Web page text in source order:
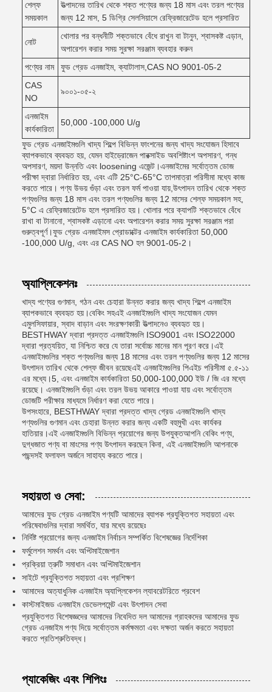
শেল্ফ
সময়কাল
উত্পাদনের তারিখ থেকে শক্ত পণ্যের জন্য 18 মাস এবং তরল পণ্যের
জন্য 12 মাস, 5 ডিগ্রি সেলসিয়াসে রেফ্রিজারেটেড হলে প্রসারিত
নোট
খোলার পর বন্ধনীটি শক্তভাবে বেঁধে রাখুন বা টানুন, শ্বাসকষ্ট এড়ান,
অপারেশন করার সময় সুরক্ষা সরঞ্জাম ব্যবহার করুন
পণ্যের নাম
ফুড গ্রেড এনজাইম, ক্যাটালাস,CAS NO 9001-05-2
CAS
NO
৯০০১-০৫-২
এনজাইম
কার্যকারিতা
50,000 -100,000 U/g
ফুড গ্রেড এনজাইমগুলি খাদ্য শিল্পে বিভিন্ন ফাংশনের জন্য খাদ্য সংযোজন হিসাবে
ব্যাপকভাবে ব্যবহৃত হয়, যেমন হাইড্রোজেন পারক্সাইড অবশিষ্টাংশ অপসারণ, গন্ধ
অপসারণ, ময়দা উন্নতি এবং loosening এজেন্ট।এনজাইমের সর্বোত্তম ডোজ
পরীক্ষা দ্বারা নির্ধারিত হয়, এবং এটি 25°C-65°C তাপমাত্রা পরিসীমা মধ্যে কাজ
করতে পারে। পণ্য উভয় গুঁড়া এবং তরল ফর্ম পাওয়া যায়,উৎপাদন তারিখ থেকে শক্ত
পণ্যগুলির জন্য 18 মাস এবং তরল পণ্যগুলির জন্য 12 মাসের শেল্ফ সময়কাল সহ,
5°C এ রেফ্রিজারেটেড হলে প্রসারিত হয়। খোলার পরে ক্যাপটি শক্তভাবে বেঁধে
রাখা বা টানানো, শ্বাসকষ্ট এড়ানো এবং অপারেশন করার সময় সুরক্ষা সরঞ্জাম পরা
গুরুত্বপূর্ণ।ফুড গ্রেড এনজাইমস প্রোডাক্টের এনজাইম কার্যকারিতা 50,000
-100,000 U/g, এবং এর CAS NO হল 9001-05-2।
অ্যাপ্লিকেশনঃ
খাদ্য পণ্যের গুণমান, গঠন এবং চেহারা উন্নত করার জন্য খাদ্য শিল্পে এনজাইম
ব্যাপকভাবে ব্যবহৃত হয়।বেকিং সহএই এনজাইমগুলি খাদ্য সংযোজন যেমন
এমুলসিফায়ার, স্বাদ বাড়ান এবং সংরক্ষণকারী উত্পাদনেও ব্যবহৃত হয়।
BESTHWAY দ্বারা প্রদত্ত এনজাইমগুলি ISO9001 এবং ISO22000
দ্বারা প্রত্যয়িত, যা নিশ্চিত করে যে তারা সর্বোচ্চ মানের মান পূরণ করে।এই
এনজাইমগুলির শক্ত পণ্যগুলির জন্য 18 মাসের এবং তরল পণ্যগুলির জন্য 12 মাসের
উৎপাদন তারিখ থেকে শেল্ফ জীবন রয়েছেএই এনজাইমগুলির পিএইচ পরিসীমা ৫.৫-১১
এর মধ্যে।5, এবং এনজাইম কার্যকারিতা 50,000-100,000 ইউ / জি এর মধ্যে
রয়েছে। এনজাইমগুলি গুঁড়া এবং তরল উভয় আকারে পাওয়া যায় এবং সর্বোত্তম
ডোজটি পরীক্ষার মাধ্যমে নির্ধারণ করা যেতে পারে।
উপসংহারে, BESTHWAY দ্বারা প্রদত্ত খাদ্য গ্রেড এনজাইমগুলি খাদ্য
পণ্যগুলির গুণমান এবং চেহারা উন্নত করার জন্য একটি বহুমুখী এবং কার্যকর
হাতিয়ার।এই এনজাইমগুলি বিভিন্ন প্রয়োগের জন্য উপযুক্তআপনি বেকিং পণ্য,
দুগ্ধজাত পণ্য বা মাংসের পণ্য উৎপাদন করছেন কিনা, এই এনজাইমগুলি আপনাকে
পছন্দসই ফলাফল অর্জনে সাহায্য করতে পারে।
সহায়তা ও সেবা:
আমাদের ফুড গ্রেড এনজাইম পণ্যটি আমাদের ব্যাপক প্রযুক্তিগত সহায়তা এবং
পরিষেবাগুলির দ্বারা সমর্থিত, যার মধ্যে রয়েছেঃ
নির্দিষ্ট প্রয়োগের জন্য এনজাইম নির্বাচন সম্পর্কিত বিশেষজ্ঞের নির্দেশিকা
ফর্মুলেশন সমর্থন এবং অপ্টিমাইজেশান
প্রক্রিয়া ত্রুটি সমাধান এবং অপ্টিমাইজেশান
সাইটে প্রযুক্তিগত সহায়তা এবং প্রশিক্ষণ
আমাদের অত্যাধুনিক এনজাইম অ্যাপ্লিকেশন ল্যাবরেটরিতে প্রবেশ
কাস্টমাইজড এনজাইম ডেভেলপমেন্ট এবং উৎপাদন সেবা
প্রযুক্তিগত বিশেষজ্ঞদের আমাদের নিবেদিত দল আমাদের গ্রাহকদের আমাদের ফুড
গ্রেড এনজাইম পণ্য দিয়ে সর্বোত্তম কর্মক্ষমতা এবং দক্ষতা অর্জন করতে সহায়তা
করতে প্রতিশ্রুতিবদ্ধ।
প্যাকেজিং এবং শিপিংঃ